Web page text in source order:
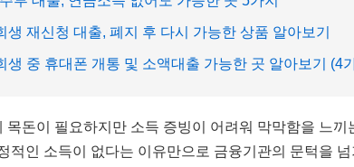
생 재신청 대출, 폐지 후 다시 가능한 상품 알아보기
생 중 휴대폰 개통 및 소액대출 가능한 곳 알아보기 (4
목돈이 필요하지만 소득 증빙이 어려워 막막함을 느
적인 소득이 없다는 이유만으로 금융기관의 문턱을